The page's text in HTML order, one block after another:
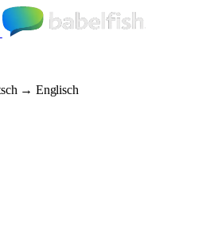
→ Englisch